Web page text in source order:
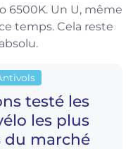
6500K. Un U, même
temps. Cela reste
testé les
les plus
du marché